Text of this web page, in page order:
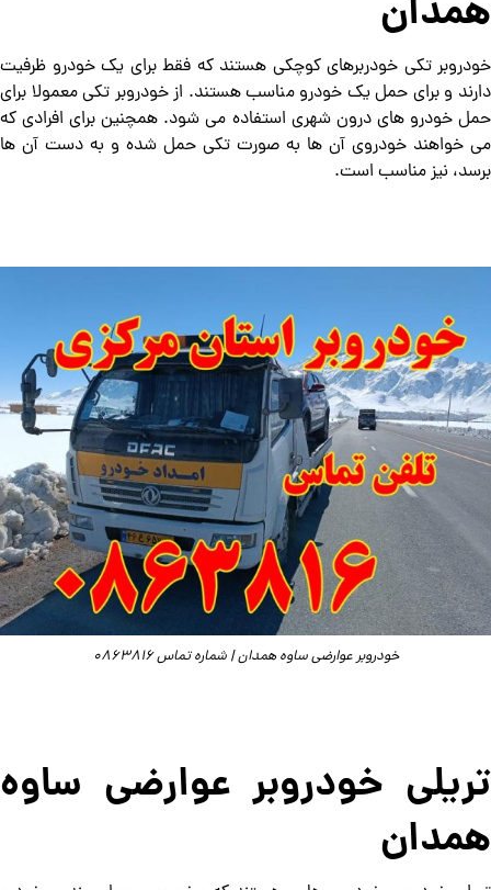
همدان
خودروبر تکی خودربرهای کوچکی هستند که فقط برای یک خودرو ظرفیت
دارند و برای حمل یک خودرو مناسب هستند. از خودروبر تکی معمولا برای
حمل خودرو های درون شهری استفاده می شود. همچنین برای افرادی که
می خواهند خودروی آن ها به صورت تکی حمل شده و به دست آن ها
برسد، نیز مناسب است.
خودروبر عوارضی ساوه همدان | شماره تماس 0863816
تریلی خودروبر عوارضی ساوه
همدان